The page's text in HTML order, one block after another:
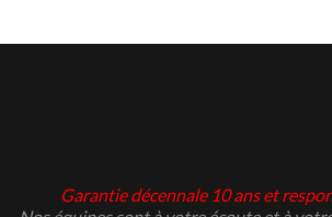
Garantie décennale 10 ans et